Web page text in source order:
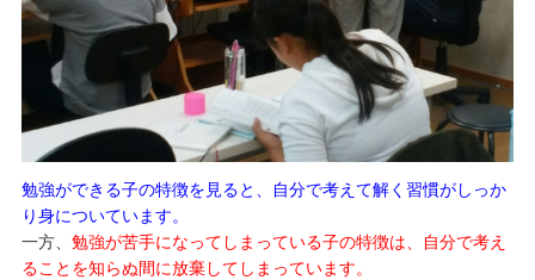
勉強ができる子の特徴を見ると、自分で考えて解く習慣がしっか
り身についています。
一方、 勉強が苦手になってしまっている子の特徴は、自分で考え
ることを知らぬ間に放棄してしまっています。